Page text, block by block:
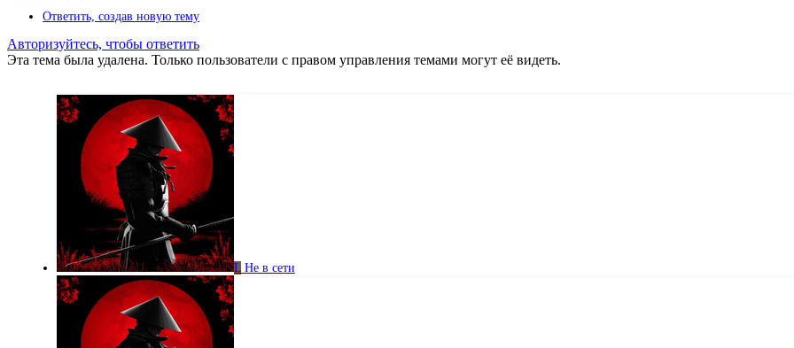
Ответить, создав новую тему
Авторизуйтесь, чтобы ответить
Эта тема была удалена. Только пользователи с правом управления темами могут её видеть.
L Не в сети